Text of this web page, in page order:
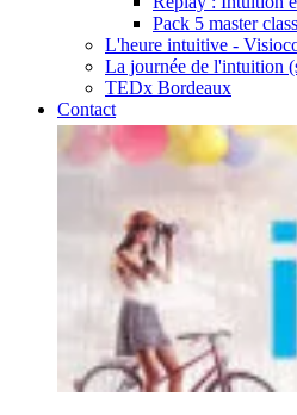
Pack 5 master
L'heure intuitive -
La journée de l'intuition
TEDx Bordeaux
Contact